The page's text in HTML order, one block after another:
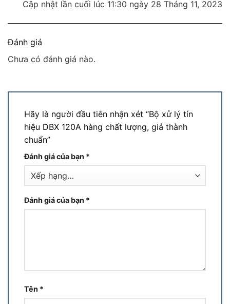
Cập nhật lần cuối lúc 11:30 ngày 28 Tháng 11, 2023
Đánh giá
Chưa có đánh giá nào.
Hãy là người đầu tiên nhận xét “Bộ xử lý tín
hiệu DBX 120A hàng chất lượng, giá thành
chuẩn”
Đánh giá của bạn *
Đánh giá của bạn *
Tên *